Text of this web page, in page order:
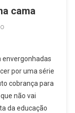
cama
envergonhadas
por uma série
cobrança para
não vai
da educação